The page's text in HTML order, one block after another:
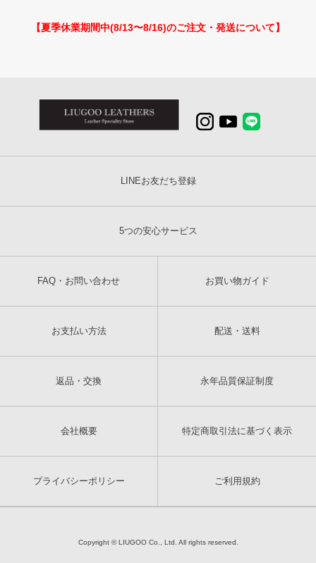
【夏季休業期間中(8/13〜8/16)のご注文・発送について】
LINEお友だち登録
5つの安心サービス
FAQ・お問い合わせ お買い物ガイド
お支払い方法 配送・送料
返品・交換 永年品質保証制度
会社概要 特定商取引法に基づく表示
プライバシーポリシー ご利用規約
Copyright © LIUGOO Co., Ltd. All rights reserved.